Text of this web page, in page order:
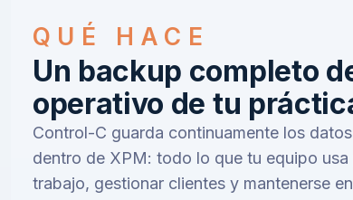
QUÉ HACE
Un backup completo
operativo de tu
Control-C guarda continuamente los
dentro de XPM: todo lo que tu equipo usa
trabajo, gestionar clientes y mantenerse